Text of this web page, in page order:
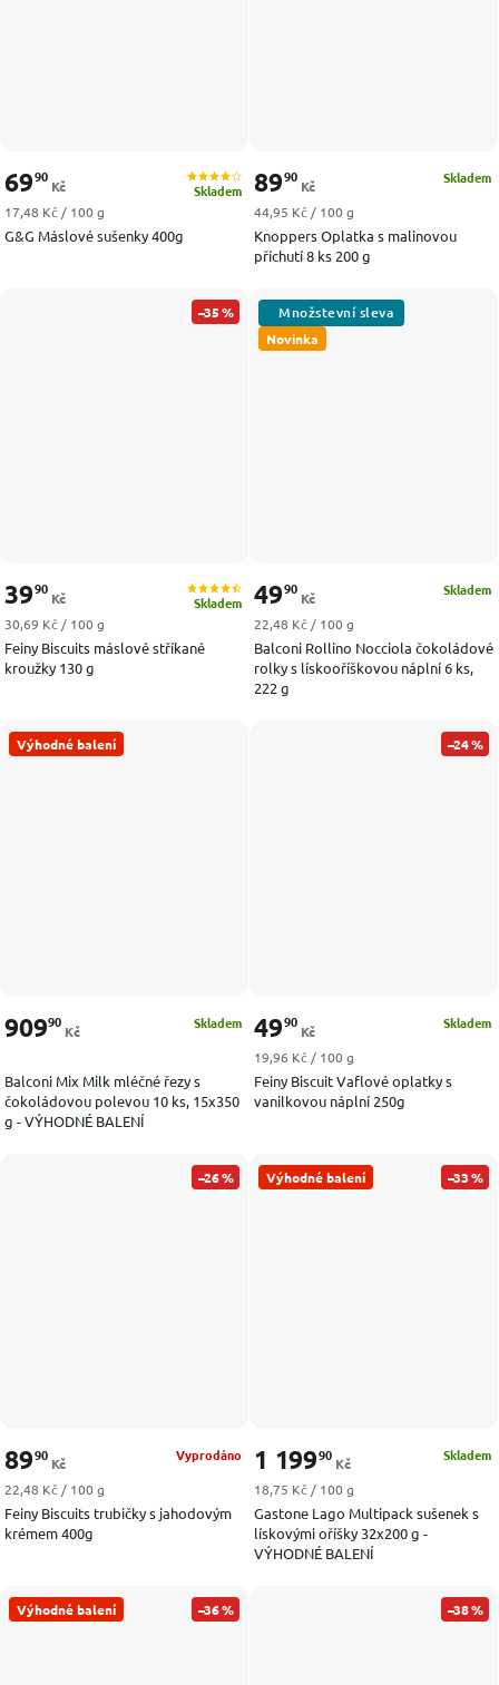
G&G Máslové sušenky 400g
Skladem
6990
Kč
Měrná cena:
17,48 Kč / 100 g
Knoppers Oplatka s malinovou
příchutí 8 ks 200 g
Skladem
8990
Kč
Měrná cena:
44,95 Kč / 100 g
–35 %
Feiny Biscuits máslové stříkané
kroužky 130 g
Skladem
3990
Kč
Měrná cena:
30,69 Kč / 100 g
Novinka
Balconi Rollino Nocciola čokoládové
rolky s lískooříškovou náplní 6 ks,
222 g
Skladem
4990
Kč
Měrná cena:
22,48 Kč / 100 g
Výhodné balení
Balconi Mix Milk mléčné řezy s
čokoládovou polevou 10 ks, 15x350
g - VÝHODNÉ BALENÍ
Skladem
90990
Kč
–24 %
Feiny Biscuit Vaflové oplatky s
vanilkovou náplní 250g
Skladem
4990
Kč
Měrná cena:
19,96 Kč / 100 g
–26 %
Feiny Biscuits trubičky s jahodovým
krémem 400g
Vyprodáno
8990
Kč
Měrná cena:
22,48 Kč / 100 g
Výhodné balení –33 %
Gastone Lago Multipack sušenek s
lískovými oříšky 32x200 g -
VÝHODNÉ BALENÍ
Skladem
1 19990
Kč
Měrná cena:
18,75 Kč / 100 g
Výhodné balení –36 % –38 %